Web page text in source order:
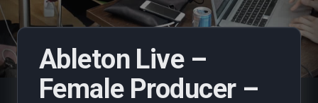
Ableton Live –
Female Producer –